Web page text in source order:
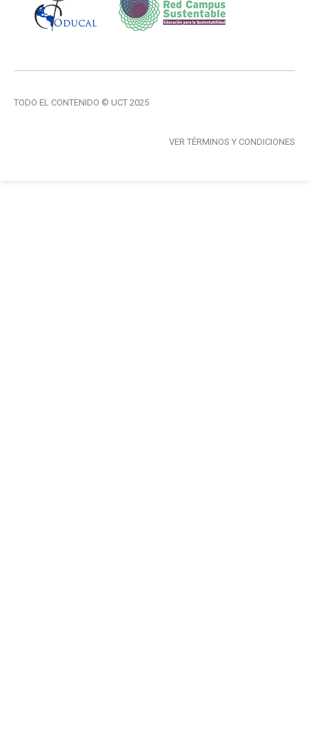
TODO EL CONTENIDO © UCT 2025
VER TÉRMINOS Y CONDICIONES